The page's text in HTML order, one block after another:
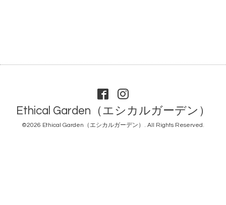
Ethical Garden（エシカルガーデン）
©2026 Ethical Garden（エシカルガーデン） . All Rights Reserved.